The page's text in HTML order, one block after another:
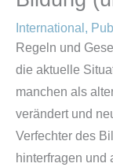
International ,
Regeln und
die aktuelle
manchen als
verändert und
Verfechter des
hinterfragen und